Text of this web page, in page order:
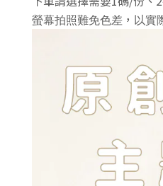
螢幕拍照難免色差 ， 以實